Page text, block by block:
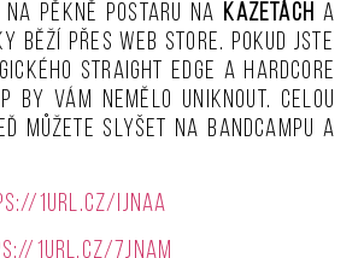
pěkně postaru na kazetách a
běží přes web store. Pokud jste
straight edge a hardcore
by vám nemělo uniknout. Celou
můžete slyšet na Bandcampu a
1url.cz/iJnaA
1url.cz/7Jnam